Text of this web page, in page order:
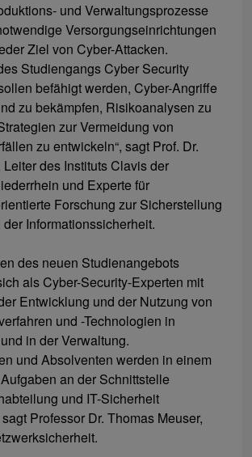
und Verwaltungsprozesse
Versorgungseinrichtungen
Ziel von Cyber-Attacken.
Studiengangs Cyber Security
befähigt werden, Cyber-Angriffe
zu bekämpfen, Risikoanalysen zu
zur Vermeidung von
zu entwickeln“, sagt Prof. Dr.
Leiter des Instituts Clavis der
und Experte für
Forschung zur Sicherstellung
Informationssicherheit.
des neuen Studienangebots
als Cyber-Security-Experten mit
Entwicklung und der Nutzung von
und -Technologien in
in der Verwaltung.
und Absolventen werden in einem
an der Schnittstelle
und IT-Sicherheit
Professor Dr. Thomas Meuser,